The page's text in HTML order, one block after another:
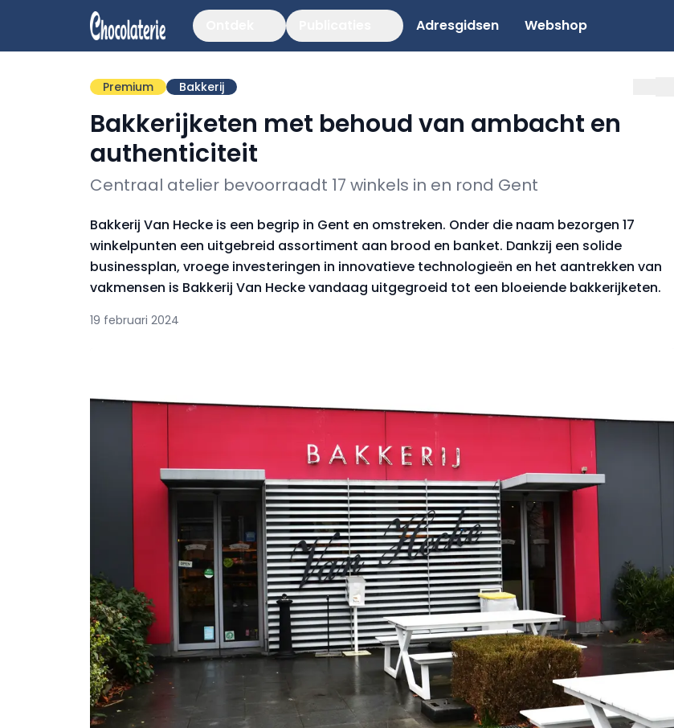
Adresgidsen Webshop
Premium Bakkerij
Bakkerijketen met behoud van ambacht en
authenticiteit
Centraal atelier bevoorraadt 17 winkels in en rond Gent
Bakkerij Van Hecke is een begrip in Gent en omstreken. Onder die naam bezorgen 17
winkelpunten een uitgebreid assortiment aan brood en banket. Dankzij een solide
businessplan, vroege investeringen in innovatieve technologieën en het aantrekken van
vakmensen is Bakkerij Van Hecke vandaag uitgegroeid tot een bloeiende bakkerijketen.
19 februari 2024